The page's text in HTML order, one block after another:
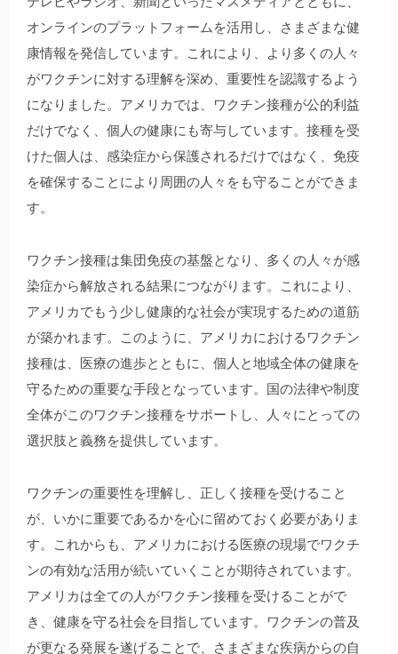
オンラインのプラットフォームを活用し、さまざまな健
康情報を発信しています。これにより、より多くの人々
がワクチンに対する理解を深め、重要性を認識するよう
になりました。アメリカでは、ワクチン接種が公的利益
だけでなく、個人の健康にも寄与しています。接種を受
けた個人は、感染症から保護されるだけではなく、免疫
を確保することにより周囲の人々をも守ることができま
す。
ワクチン接種は集団免疫の基盤となり、多くの人々が感
染症から解放される結果につながります。これにより、
アメリカでもう少し健康的な社会が実現するための道筋
が築かれます。このように、アメリカにおけるワクチン
接種は、医療の進歩とともに、個人と地域全体の健康を
守るための重要な手段となっています。国の法律や制度
全体がこのワクチン接種をサポートし、人々にとっての
選択肢と義務を提供しています。
ワクチンの重要性を理解し、正しく接種を受けること
が、いかに重要であるかを心に留めておく必要がありま
す。これからも、アメリカにおける医療の現場でワクチ
ンの有効な活用が続いていくことが期待されています。
アメリカは全ての人がワクチン接種を受けることがで
き、健康を守る社会を目指しています。ワクチンの普及
が更なる発展を遂げることで、さまざまな疾病からの自